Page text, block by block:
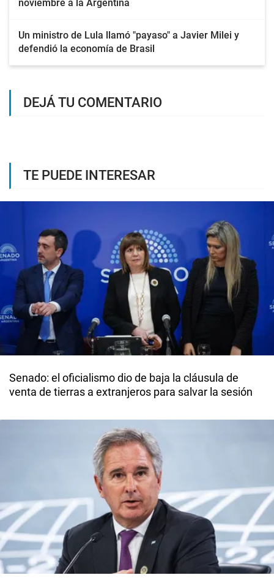
noviembre a la Argentina
Un ministro de Lula llamó "payaso" a Javier Milei y
defendió la economía de Brasil
DEJÁ TU COMENTARIO
TE PUEDE INTERESAR
Senado: el oficialismo dio de baja la cláusula de
venta de tierras a extranjeros para salvar la sesión